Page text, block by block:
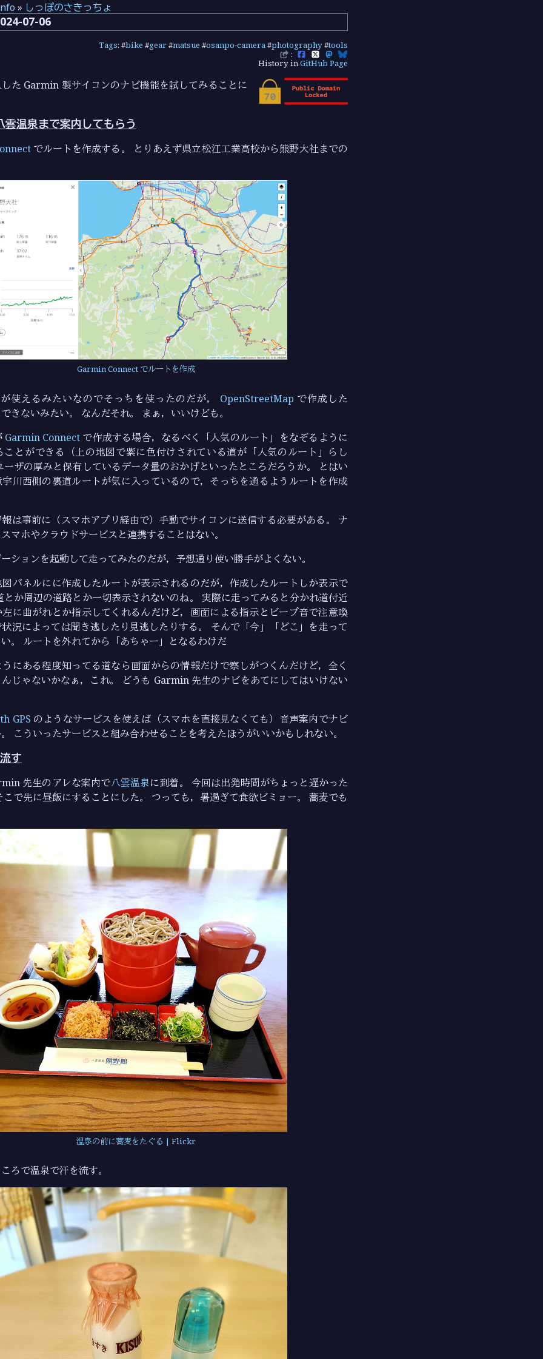
» しっぽのさきっちょ
07-06
Tags: #bike #gear#matsue #osanpo-camera#photography#tools
:
History inGitHub Page
した Garmin 製サイコンのナビ機能を試してみることに
雲温泉まで案内してもらう
でルートを作成する。 とりあえず県立松江工業高校から熊野大社までの
Garmin Connect でルートを作成
使えるみたいなのでそっちを使ったのだが， OpenStreetMap で作成した
きないみたい。 なんだそれ。 まぁ，いいけども。
Garmin Connect で作成する場合，なるべく「人気のルート」をなぞるように
ことができる（上の地図で紫に色付けされている道が「人気のルート」らし
ーザの厚みと保有しているデータ量のおかげといったところだろうか。 とはい
川西側の裏道ルートが気に入っているので，そっちを通るようルートを作成
は事前に（スマホアプリ経由で）手動でサイコンに送信する必要がある。 ナ
マホやクラウドサービスと連携することはない。
ションを起動して走ってみたのだが，予想通り使い勝手がよくない。
パネルにに作成したルートが表示されるのだが，作成したルートしか表示で
とか周辺の道路とか一切表示されないのね。 実際に走ってみると分かれ道付近
に曲がれとか指示してくれるんだけど，画面による指示とビープ音で注意喚
況によっては聞き逃したり見逃したりする。 そんで「今」「どこ」を走って
。 ルートを外れてから「あちゃー」となるわけだ
にある程度知ってる道なら画面からの情報だけで察しがつくんだけど，全く
じゃないかなぁ，これ。 どうも Garmin 先生のナビをあてにしてはいけない
GPS のようなサービスを使えば（スマホを直接見なくても）音声案内でナビ
こういったサービスと組み合わせることを考えたほうがいいかもしれない。
す
先生のアレな案内で八雲温泉に到着。 今回は出発時間がちょっと遅かった
で先に昼飯にすることにした。 つっても，暑過ぎて食欲ビミョー。 蕎麦でも
温泉の前に蕎麦をたぐる | Flickr
ろで温泉で汗を流す。